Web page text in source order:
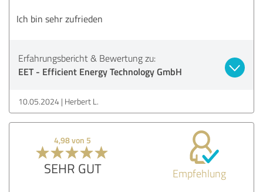
Ich bin sehr zufrieden
Erfahrungsbericht & Bewertung zu:
EET - Efficient Energy Technology GmbH
10.05.2024 Herbert L.
4,98 von 5
SEHR GUT Empfehlung